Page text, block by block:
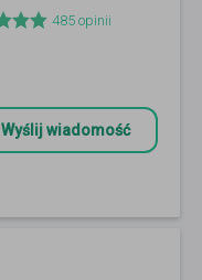
485 opinii
Wyślij wiadomość